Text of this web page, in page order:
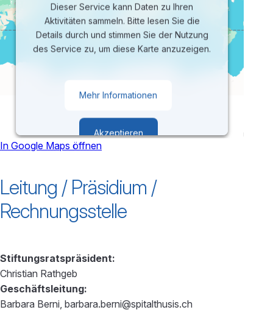
Dieser Service kann Daten zu Ihren
Aktivitäten sammeln. Bitte lesen Sie die
Details durch und stimmen Sie der Nutzung
des Service zu, um diese Karte anzuzeigen.
Mehr Informationen
Akzeptieren
Management Platform
In Google Maps öffnen
Leitung / Präsidium /
Rechnungsstelle
Stiftungsratspräsident:
Christian Rathgeb
Geschäftsleitung:
Barbara Berni, barbara.berni@spitalthusis.ch